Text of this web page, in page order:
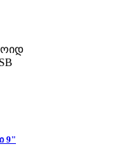
9"